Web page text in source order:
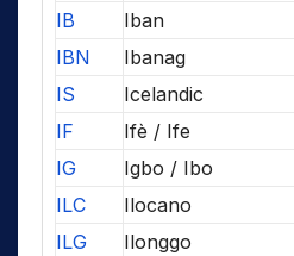
IB
Iban
IBN
Ibanag
IS
Icelandic
IF
Ifè / Ife
IG
Igbo / Ibo
ILC
Ilocano
ILG
Ilonggo